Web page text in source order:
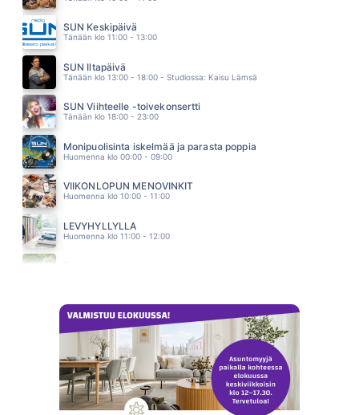
KAIJA KOO
01.55
PHILHARMONIC
01.51
SUN Keskipäivä
Tänään klo 11:00 - 13:00
SUN Iltapäivä
Tänään klo 13:00 - 18:00 - Studiossa: Kaisu Lämsä
SUN Viihteelle -toivekonsertti
Tänään klo 18:00 - 23:00
Monipuolisinta iskelmää ja parasta poppia
Huomenna klo 00:00 - 09:00
VIIKONLOPUN MENOVINKIT
Huomenna klo 10:00 - 11:00
LEVYHYLLYLLÄ
Huomenna klo 11:00 - 12:00